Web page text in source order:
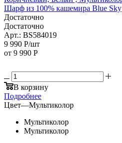
Шарф из 100% кашемира Blue Sky
Достаточно
Достаточно
Арт.: BS584019
9 990 Р/шт
от 9 990 Р
В корзину
Подробнее
Цвет—Мультиколор
Мультиколор
Мультиколор